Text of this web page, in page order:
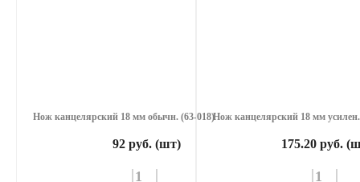
Нож канцелярский 18 мм обычн. (63-018)
92 руб. (шт)
Нож канцелярский 18 мм
175.20 руб.